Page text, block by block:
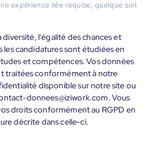
expérience liée requise, quelque soit
diversité, l'égalité des chances et
les candidatures sont étudiées en
et compétences. Vos données
traitées conformément à notre
disponible sur notre site ou
donnees@iziwork.com. Vous
droits conformément au RGPD en
décrite dans celle-ci.